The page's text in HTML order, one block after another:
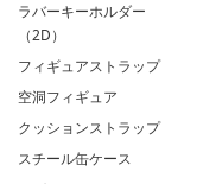
ラバーキーホルダー
（2D）
フィギュアストラップ
空洞フィギュア
クッションストラップ
スチール缶ケース